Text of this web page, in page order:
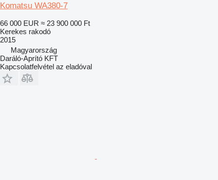
Komatsu WA380-7
66 000 EUR ≈ 23 900 000 Ft
Kerekes rakodó
2015
Magyarország
Daráló-Aprító KFT
Kapcsolatfelvétel az eladóval